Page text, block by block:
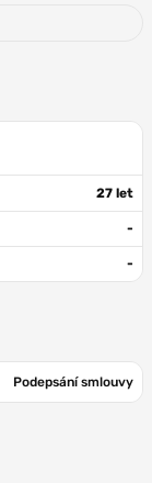
27 let
-
-
Podepsání smlouvy